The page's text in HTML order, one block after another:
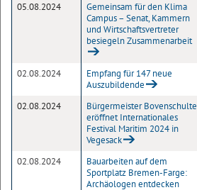
05.08.2024
Gemeinsam für den Klima
Campus – Senat, Kammern
und Wirtschaftsvertreter
besiegeln Zusammenarbeit
02.08.2024
Empfang für 147 neue
Auszubildende
02.08.2024
Bürgermeister Bovenschulte
eröffnet Internationales
Festival Maritim 2024 in
Vegesack
02.08.2024
Bauarbeiten auf dem
Sportplatz Bremen-Farge:
Archäologen entdecken